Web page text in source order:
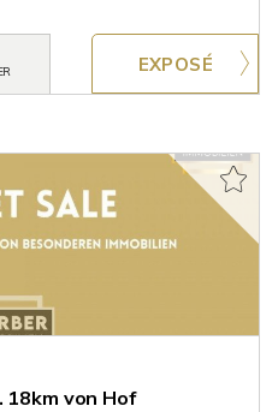
18km von Hof